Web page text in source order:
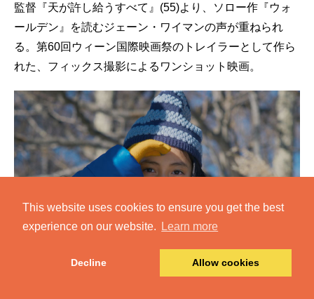
This website uses cookies to ensure you get the best
experience on our website.
Learn more
Decline Allow cookies
監督『天が許し給うすべて』(55)より、ソロー作『ウォ
ールデン』を読むジェーン・ワイマンの声が重ねられ
る。第60回ウィーン国際映画祭のトレイラーとして作ら
れた、フィックス撮影によるワンショット映画。